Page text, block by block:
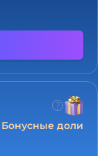
Бонусные доли